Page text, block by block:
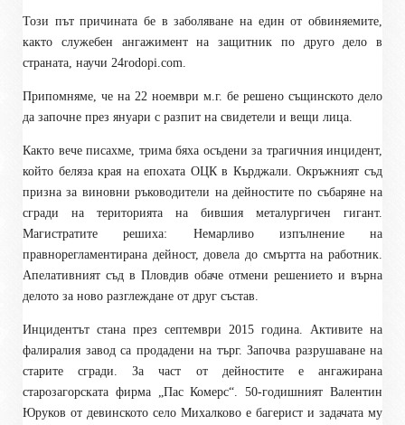
Този път причината бе в заболяване на един от обвиняемите,
както служебен ангажимент на защитник по друго дело в
страната, научи 24rodopi.com
Припомняме, че на 22 ноември м.г. бе решено същинското дело
да започне през януари с разпит на свидетели и вещи лица.
Както вече писахме, трима бяха осъдени за трагичния инцидент,
който беляза края на епохата ОЦК в Кърджали. Окръжният съд
призна за виновни ръководители на дейностите по събаряне на
сгради на територията на бившия металургичен гигант.
Магистратите решиха: Немарливо изпълнение на
правнорегламентирана дейност, довела до смъртта на работник.
Апелативният съд в Пловдив обаче отмени решението и върна
делото за ново разглеждане от друг състав.
Инцидентът стана през септември 2015 година. Активите на
фалиралия завод са продадени на търг. Започва разрушаване на
старите сгради. За част от дейностите е ангажирана
старозагорската фирма „Пас Комерс“. 50-годишният Валентин
Юруков от девинското село Михалково е багерист и задачата му